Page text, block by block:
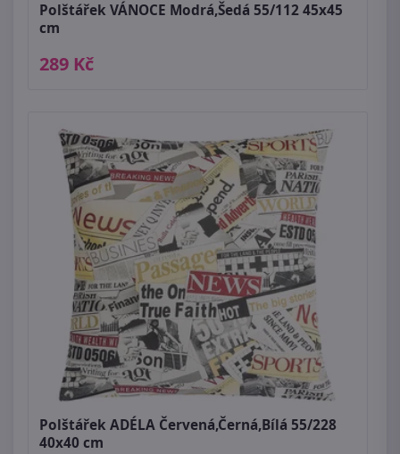
Polštářek VÁNOCE Modrá,Šedá 55/112 45x45
cm
289 Kč
Polštářek ADÉLA Červená,Černá,Bílá 55/228
40x40 cm